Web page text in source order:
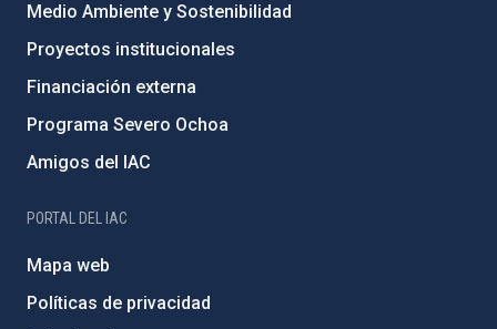
Medio Ambiente y Sostenibilidad
Proyectos institucionales
Financiación externa
Programa Severo Ochoa
Amigos del IAC
PORTAL DEL IAC
Mapa web
Políticas de privacidad